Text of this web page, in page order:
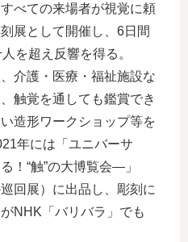
べての来場者が視覚に頼
展として開催し、6日間
を超え反響を得る。
介護・医療・福祉施設な
触覚を通しても鑑賞でき
造形ワークショップ等を
年には「ユニバーサ
！“触”の大博覧会―」
回展）に出品し、彫刻に
NHK「バリバラ」でも